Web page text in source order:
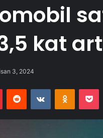
kat
3, 2024
PinterestReddit VKontakte